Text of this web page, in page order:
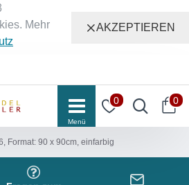
Mehr
AKZEPTIEREN
0 0
Format: 90 x 90cm, einfarbig